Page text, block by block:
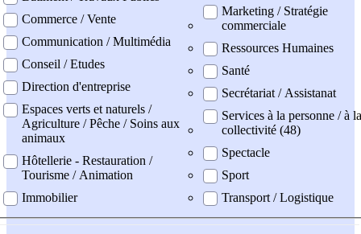
Commerce / Vente
Communication / Multimédia
Conseil / Etudes
Direction d'entreprise
Espaces verts et naturels /
Agriculture / Pêche / Soins aux
animaux
Hôtellerie - Restauration /
Tourisme / Animation
Immobilier
Marketing / Stratégie
commerciale
Ressources Humaines
Santé
Secrétariat / Assistanat
Services à la personne / à la
collectivité (48)
Spectacle
Sport
Transport / Logistique